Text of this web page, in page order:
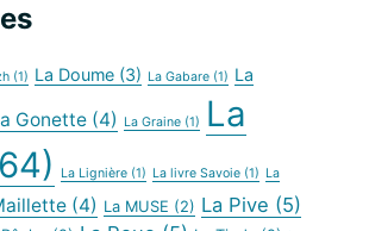
(1) La Doume (3) La Gabare (1) La
Gonette (4) La Graine (1)
La
La Lignière (1) La livre Savoie (1) La
(4) La MUSE (2) La Pive (5)